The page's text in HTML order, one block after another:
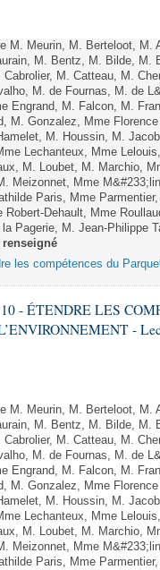
M. Meurin, M. Berteloot,
M. Bentz, M. Bilde,
M. Catteau, M.
M. de Fournas, M. de
Engrand, M. Falcon, M.
M. Gonzalez, Mme
M. Houssin, M.
Lechanteux, Mme
M. Loubet, M. Marchio,
Meizonnet, Mme
Paris, Mme
Robert-Dehault, Mme
la Pagerie, M. Jean-
renseigné
les compétences du
10 - ÉTENDRE LES
-
M. Meurin, M. Berteloot,
M. Bentz, M. Bilde,
M. Catteau, M.
M. de Fournas, M. de
Engrand, M. Falcon, M.
M. Gonzalez, Mme
M. Houssin, M.
Lechanteux, Mme
M. Loubet, M. Marchio,
Meizonnet, Mme
Paris, Mme